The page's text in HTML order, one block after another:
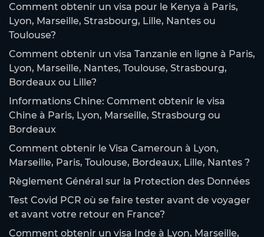
Comment obtenir un visa pour le Kenya à Paris,
Lyon, Marseille, Strasbourg, Lille, Nantes ou
Toulouse?
Comment obtenir un visa Tanzanie en ligne à Paris,
Lyon, Marseille, Nantes, Toulouse, Strasbourg,
Bordeaux ou Lille?
Informations Chine: Comment obtenir le visa
Chine à Paris, Lyon, Marseille, Strasbourg ou
Bordeaux
Comment obtenir le Visa Cameroun à Lyon,
Marseille, Paris, Toulouse, Bordeaux, Lille, Nantes ?
Règlement Général sur la Protection des Données
Test Covid PCR où se faire tester avant de voyager
et avant votre retour en France?
Comment obtenir un visa Inde à Lyon, Marseille,